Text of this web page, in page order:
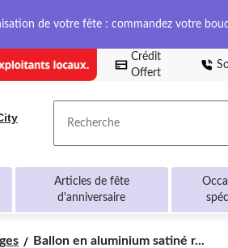
de votre fête : commandez votre
Crédit
Offert
Recherche
Articles de fête
d'anniversaire
Ballon
Ballon en aluminium satiné r...